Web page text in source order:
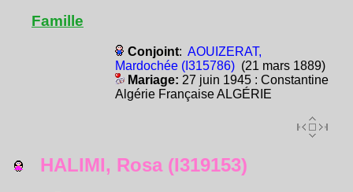
Famille
Conjoint: AOUIZERAT,
Mardochée (I315786)(21 mars 1889)
Mariage: 27 juin 1945 : Constantine
Algérie Française ALGÉRIE
HALIMI, Rosa (I319153)